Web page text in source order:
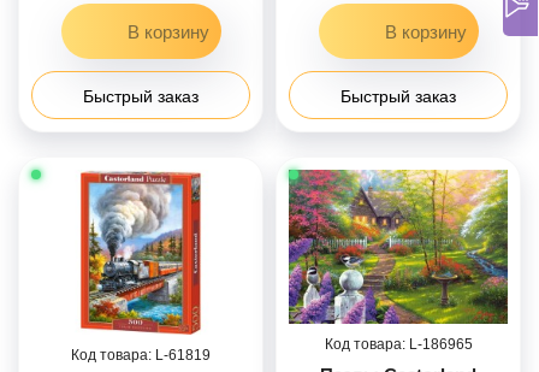
Быстрый заказ Быстрый заказ
61819
186965